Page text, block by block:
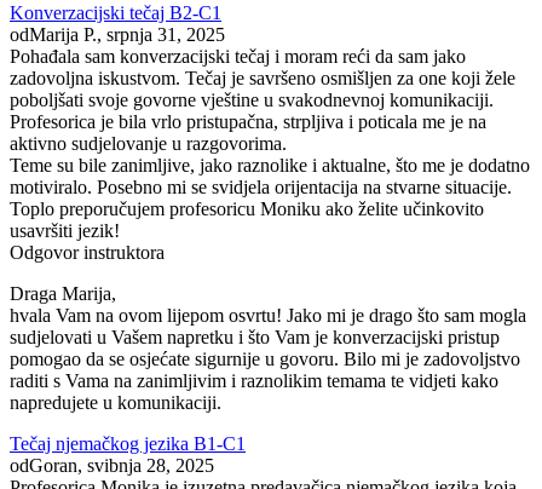
Konverzacijski tečaj B2-C1
odMarija P., srpnja 31, 2025
Pohađala sam konverzacijski tečaj i moram reći da sam jako
zadovoljna iskustvom. Tečaj je savršeno osmišljen za one koji žele
poboljšati svoje govorne vještine u svakodnevnoj komunikaciji.
Profesorica je bila vrlo pristupačna, strpljiva i poticala me je na
aktivno sudjelovanje u razgovorima.
Teme su bile zanimljive, jako raznolike i aktualne, što me je dodatno
motiviralo. Posebno mi se svidjela orijentacija na stvarne situacije.
Toplo preporučujem profesoricu Moniku ako želite učinkovito
usavršiti jezik!
Odgovor instruktora
Draga Marija,
hvala Vam na ovom lijepom osvrtu! Jako mi je drago što sam mogla
sudjelovati u Vašem napretku i što Vam je konverzacijski pristup
pomogao da se osjećate sigurnije u govoru. Bilo mi je zadovoljstvo
raditi s Vama na zanimljivim i raznolikim temama te vidjeti kako
napredujete u komunikaciji.
Tečaj njemačkog jezika B1-C1
odGoran, svibnja 28, 2025